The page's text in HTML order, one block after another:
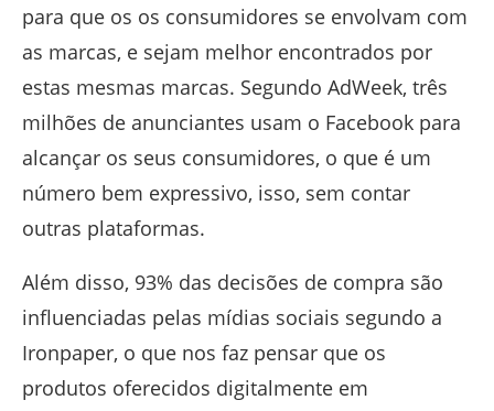
para que os os consumidores se envolvam com
as marcas, e sejam melhor encontrados por
estas mesmas marcas. Segundo AdWeek, três
milhões de anunciantes usam o Facebook para
alcançar os seus consumidores, o que é um
número bem expressivo, isso, sem contar
outras plataformas.
Além disso, 93% das decisões de compra são
influenciadas pelas mídias sociais segundo a
Ironpaper, o que nos faz pensar que os
produtos oferecidos digitalmente em